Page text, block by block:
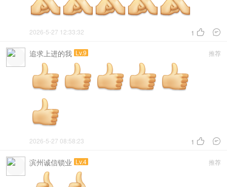
1  
2026-5-27 12:33:32
推荐
追求上进的我 Lv.9
1  
2026-5-27 08:58:23
推荐
滨州诚信锁业 Lv.4